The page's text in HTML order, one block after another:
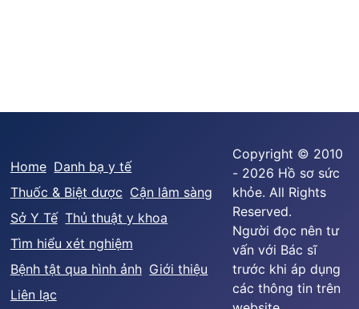
Home Danh bạ y tế
Thuốc & Biệt dược Cận lâm sàng
Sở Y Tế Thủ thuật y khoa
Tìm hiểu xét nghiệm
Bệnh tật qua hình ảnh Giới thiệu
Liên lạc
Copyright © 2010
- 2026 Hồ sơ sức
khỏe. All Rights
Reserved.
Người đọc nên tư
vấn với Bác sĩ
trước khi áp dụng
các thông tin trên